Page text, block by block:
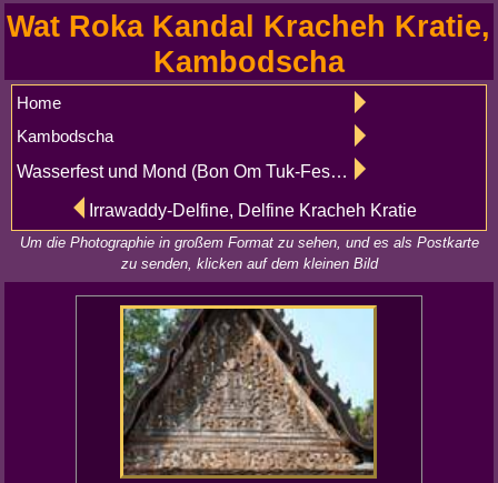
Wat Roka Kandal Kracheh Kratie,
Kambodscha
Home
Kambodscha
Wasserfest und Mond (Bon Om Tuk-Festival) - Phnom Penh
Irrawaddy-Delfine, Delfine Kracheh Kratie
Um die Photographie in großem Format zu sehen, und es als Postkarte
zu senden, klicken auf dem kleinen Bild